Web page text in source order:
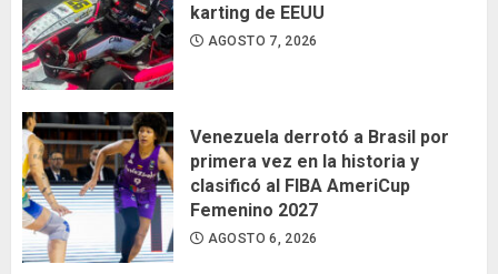
karting de EEUU
AGOSTO 7, 2026
Venezuela derrotó a Brasil por
primera vez en la historia y
clasificó al FIBA AmeriCup
Femenino 2027
AGOSTO 6, 2026